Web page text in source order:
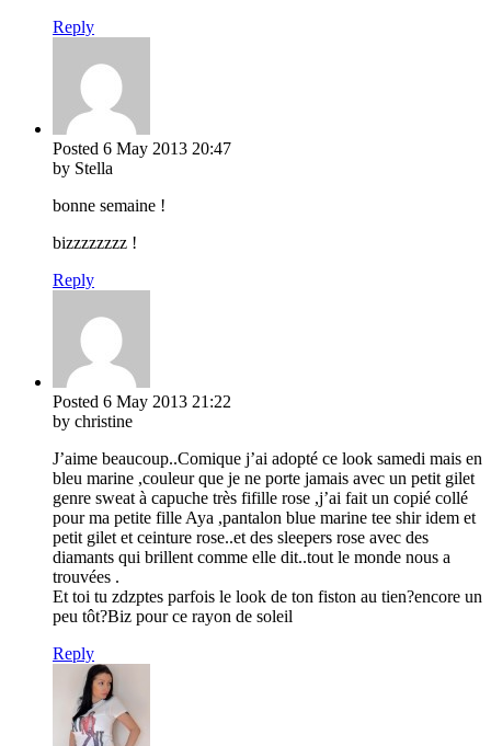
Reply
Posted 6 May 2013 20:47
by Stella
bonne semaine !
bizzzzzzzz !
Reply
Posted 6 May 2013 21:22
by christine
J’aime beaucoup..Comique j’ai adopté ce look samedi mais en
bleu marine ,couleur que je ne porte jamais avec un petit gilet
genre sweat à capuche très fifille rose ,j’ai fait un copié collé
pour ma petite fille Aya ,pantalon blue marine tee shir idem et
petit gilet et ceinture rose..et des sleepers rose avec des
diamants qui brillent comme elle dit..tout le monde nous a
trouvées .
Et toi tu zdzptes parfois le look de ton fiston au tien?encore un
peu tôt?Biz pour ce rayon de soleil
Reply